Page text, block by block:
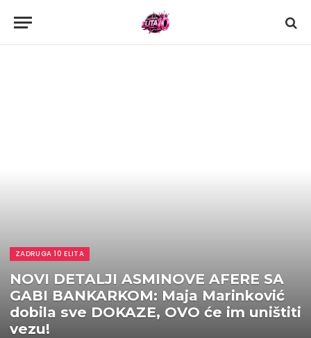
ZADRUGA 10 ELITA
NOVI DETALJI ASMINOVE AFERE SA
GABI BANKARKOM: Maja Marinković
dobila sve DOKAZE, OVO će im uništiti
vezu!